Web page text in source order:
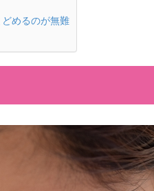
めるのが無難